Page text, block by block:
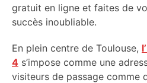
gratuit en ligne et faites de
succès inoubliable.
En plein centre de Toulouse,
4 s’impose comme une
visiteurs de passage comme